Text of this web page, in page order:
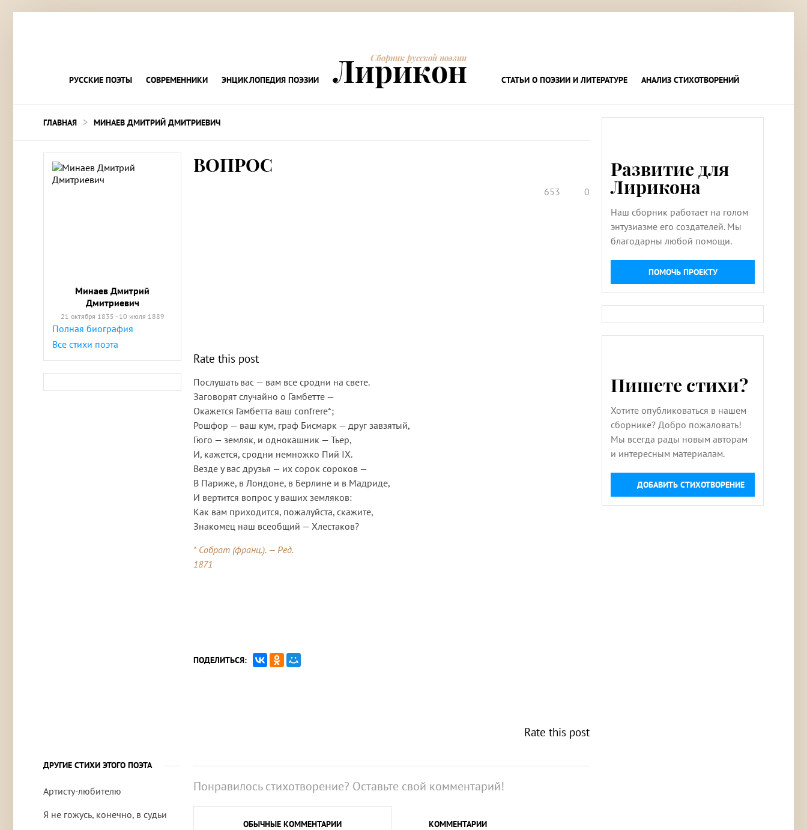
РУССКИЕ ПОЭТЫ СОВРЕМЕННИКИ ЭНЦИКЛОПЕДИЯ ПОЭЗИИ
Сборник русской поэзии
Лирикон СТАТЬИ О ПОЭЗИИ И ЛИТЕРАТУРЕ АНАЛИЗ СТИХОТВОРЕНИЙ
ГЛАВНАЯ > МИНАЕВ ДМИТРИЙ ДМИТРИЕВИЧ
Минаев Дмитрий
Дмитриевич
21 октября 1835 - 10 июля 1889
Полная биография
Все стихи поэта
ВОПРОС
653 0
Rate this post
Послушать вас — вам все сродни на свете.
Заговорят случайно о Гамбетте —
Окажется Гамбетта ваш confrere*;
Рошфор — ваш кум, граф Бисмарк — друг завзятый,
Гюго — земляк, и однокашник — Тьер,
И, кажется, сродни немножко Пий IX.
Везде у вас друзья — их сорок сороков —
В Париже, в Лондоне, в Берлине и в Мадриде,
И вертится вопрос у ваших земляков:
Как вам приходится, пожалуйста, скажите,
Знакомец наш всеобщий — Хлестаков?
* Собрат (франц.). — Ред.
1871
ПОДЕЛИТЬСЯ:
Rate this post
ДРУГИЕ СТИХИ ЭТОГО ПОЭТА
Артисту-любителю
Я не гожусь, конечно, в судьи
Понравилось стихотворение? Оставьте свой комментарий!
ОБЫЧНЫЕ КОММЕНТАРИИ КОММЕНТАРИИ
Развитие для
Лирикона
Наш сборник работает на голом
энтузиазме его создателей. Мы
благодарны любой помощи.
ПОМОЧЬ ПРОЕКТУ
Пишете стихи?
Хотите опубликоваться в нашем
сборнике? Добро пожаловать!
Мы всегда рады новым авторам
и интересным материалам.
ДОБАВИТЬ СТИХОТВОРЕНИЕ